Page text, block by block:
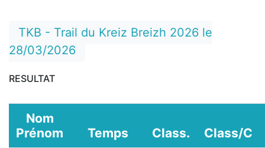
TKB - Trail du Kreiz Breizh 2026 le
28/03/2026
RESULTAT
Nom
Prénom
Temps Class. Class/C